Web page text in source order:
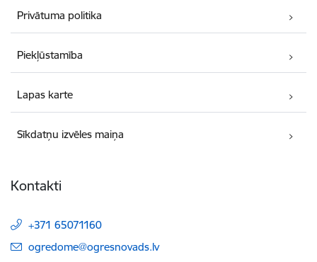
Privātuma politika
Piekļūstamība
Lapas karte
Sīkdatņu izvēles maiņa
Kontakti
+371 65071160
E-pasts:
ogredome@ogresnovads.lv